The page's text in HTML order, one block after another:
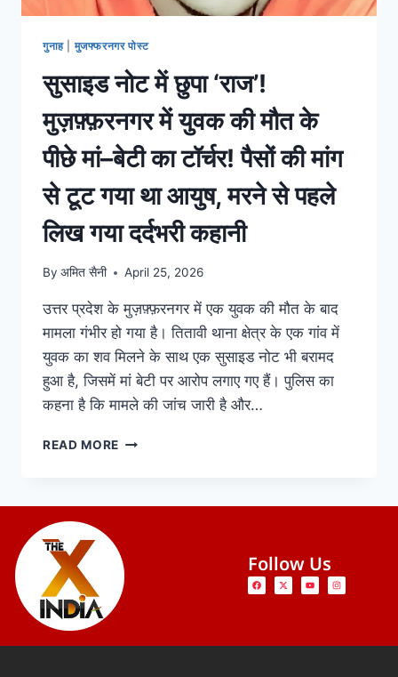
गुनाह| मुजफ्फरनगर पोस्ट
सुसाइड नोट में छुपा ‘राज’!
मुज़फ़्फ़रनगर में युवक की मौत के
पीछे मां–बेटी का टॉर्चर! पैसों की मांग
से टूट गया था आयुष, मरने से पहले
लिख गया दर्दभरी कहानी
By अमित सैनी April 25, 2026
उत्तर प्रदेश के मुज़फ़्फ़रनगर में एक युवक की मौत के बाद
मामला गंभीर हो गया है। तितावी थाना क्षेत्र के एक गांव में
युवक का शव मिलने के साथ एक सुसाइड नोट भी बरामद
हुआ है, जिसमें मां बेटी पर आरोप लगाए गए हैं। पुलिस का
कहना है कि मामले की जांच जारी है और…
READ MORE
Follow Us